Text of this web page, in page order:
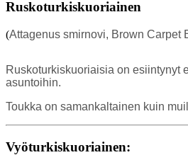
Ruskoturkiskuoriainen
(Attagenus smirnovi, Brown Carpet
Ruskoturkiskuoriaisia on esiintynyt
asuntoihin.
Toukka on samankaltainen kuin
Vyöturkiskuoriainen: